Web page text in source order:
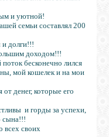
и уютной!
семьи составлял 200
и долги!!!
доходом!!!
бесконечно лился
мой кошелек и на мои
денег, которые его
и горды за успехи,
сына!!!
всех своих